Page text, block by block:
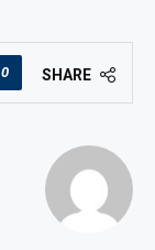
SHARE
0